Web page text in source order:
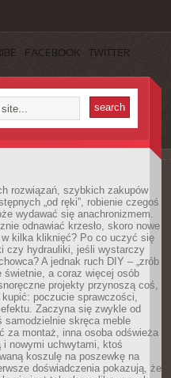
FACEBOOK TWITTER
rozwiązań, szybkich zakupów
„od ręki”, robienie czegoś
wydawać się anachronizmem.
odnawiać krzesło, skoro nowe
kilka kliknięć? Po co uczyć się
czy hydrauliki, jeśli wystarczy
A jednak ruch DIY – „zrób
świetnie, a coraz więcej osób
projekty przynoszą coś,
poczucie sprawczości,
Zaczyna się zwykle od
samodzielnie skręca meble
za montaż, inna osoba odświeża
nowymi uchwytami, ktoś
koszulę na poszewkę na
doświadczenia pokazują, że